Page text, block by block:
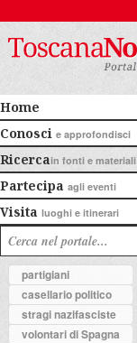
Home
Conosci e approfondisci
Ricercain fonti e materiali
Partecipa agli eventi
Visita luoghi e itinerari
partigiani
casellario politico
stragi nazifasciste
volontari di Spagna